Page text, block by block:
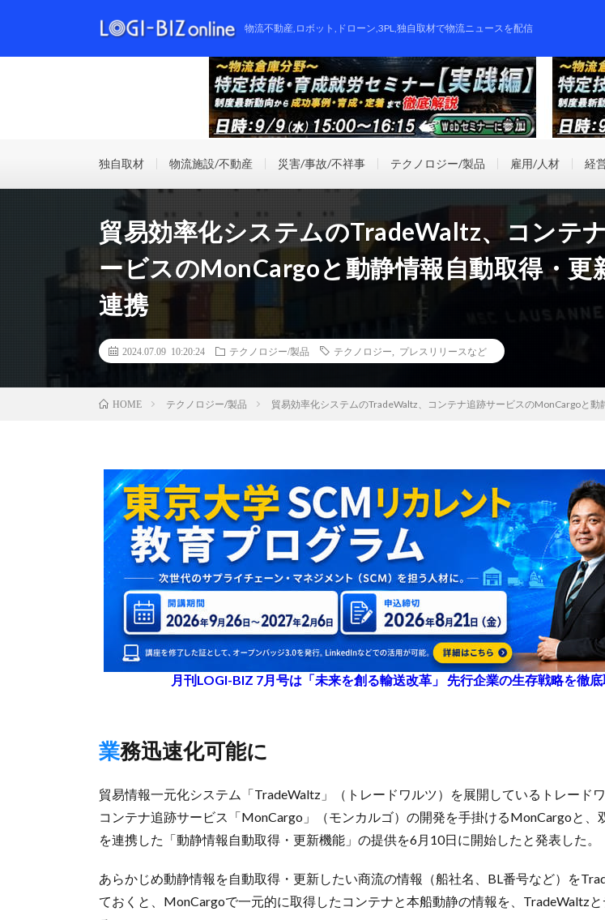
物流不動産,ロボット,ドローン,3PL,独自取材で物流ニュースを配信
独自取材 物流施設/不動産 災害/事故/不祥事 テクノロジー/製品 雇用/人材 経
貿易効率化システムのTradeWaltz、コンテ
ービスのMonCargoと動静情報自動取得・更
連携
2024.07.09 10:20:24 テクノロジー/製品 テクノロジー プレスリリースなど
HOME テクノロジー/製品 貿易効率化システムのTradeWaltz、コンテナ追跡サービスのMonCargoと動
月刊LOGI-BIZ 7月号は「未来を創る輸送改革」 先行企業の生存戦略を徹
業務迅速化可能に
貿易情報一元化システム「TradeWaltz」（トレードワルツ）を展開しているトレードワ
コンテナ追跡サービス「MonCargo」（モンカルゴ）の開発を手掛けるMonCargoと、
を連携した「動静情報自動取得・更新機能」の提供を6月10日に開始したと発表した。
あらかじめ動静情報を自動取得・更新したい商流の情報（船社名、BL番号など）を
ておくと、MonCargoで一元的に取得したコンテナと本船動静の情報を、TradeWaltzと